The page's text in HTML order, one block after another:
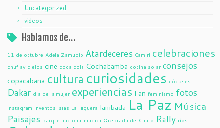
Uncategorized
videos
Hablamos de…
11 de octubre Adela Zamudio Atardeceres Camiri celebraciones
chuflay cielos cine coca cola Cochabamba cocina solar consejos
copacabana cultura curiosidades cócteles
Dakar dia de la mujer experiencias Fan feminismo fotos
instagram inventos islas La Higuera lambada La Paz Música
Paisajes parque nacional madidi Quebrada del Churo Rally ríos